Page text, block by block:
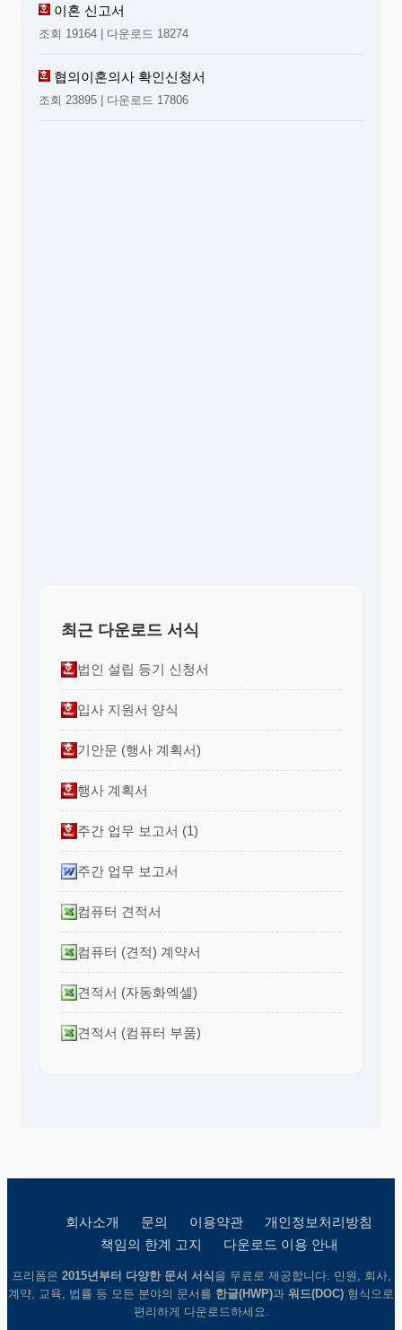
이혼 신고서
조회 19164 | 다운로드 18274
협의이혼의사 확인신청서
조회 23895 | 다운로드 17806
최근 다운로드 서식
법인 설립 등기 신청서
입사 지원서 양식
기안문 (행사 계획서)
행사 계획서
주간 업무 보고서 (1)
주간 업무 보고서
컴퓨터 견적서
컴퓨터 (견적) 계약서
견적서 (자동화엑셀)
견적서 (컴퓨터 부품)
회사소개 문의 이용약관
개인정보처리방침
책임의 한계 고지
다운로드 이용 안내
프리폼은 2015년부터 다양한 문서 서식 을 무료로 제공합니다. 민원, 회사,
계약, 교육, 법률 등 모든 분야의 문서를 한글(HWP)과 워드(DOC) 형식으로
편리하게 다운로드하세요.